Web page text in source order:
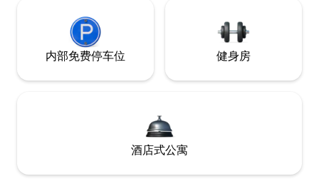
内部免费停车位 健身房
酒店式公寓